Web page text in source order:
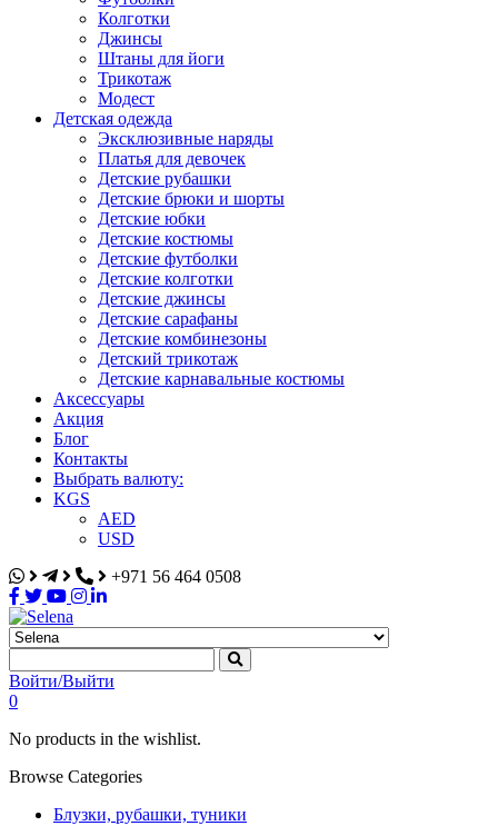
Колготки
Джинсы
Штаны для йоги
Трикотаж
Модест
Детская одежда
Эксклюзивные наряды
Платья для девочек
Детские рубашки
Детские брюки и шорты
Детские юбки
Детские костюмы
Детские футболки
Детские колготки
Детские джинсы
Детские сарафаны
Детские комбинезоны
Детский трикотаж
Детские карнавальные костюмы
Аксессуары
Акция
Блог
Контакты
Выбрать валюту:
KGS
AED
USD
+971 56 464 0508
Selena
Интернет-магазин
Войти/Выйти
0
No products in the wishlist.
Browse Categories
Блузки, рубашки, туники